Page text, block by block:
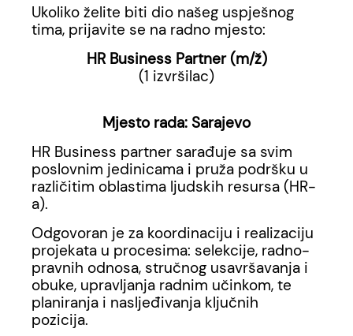
Ukoliko želite biti dio našeg uspješnog
tima, prijavite se na radno mjesto:
HR Business Partner (m/ž)
(1 izvršilac)
Mjesto rada: Sarajevo
HR Business partner sarađuje sa svim
poslovnim jedinicama i pruža podršku u
različitim oblastima ljudskih resursa (HR-
a).
Odgovoran je za koordinaciju i realizaciju
projekata u procesima: selekcije, radno-
pravnih odnosa, stručnog usavršavanja i
obuke, upravljanja radnim učinkom, te
planiranja i nasljeđivanja ključnih
pozicija.